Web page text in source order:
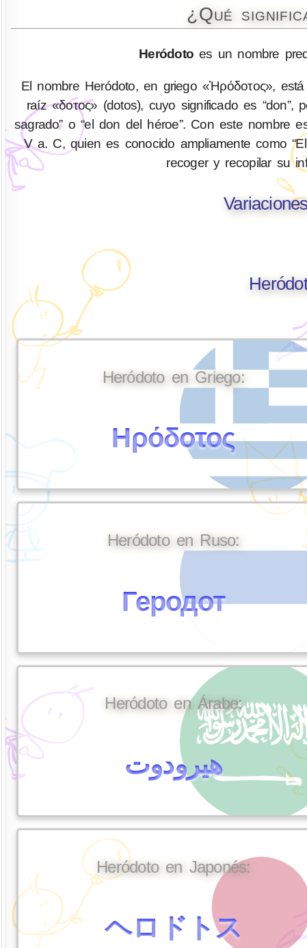
¿Qué
Heródoto es un nombre
El nombre Heródoto, en griego «Ἡρόδοτος»,
raíz «δοτος» (dotos), cuyo significado es
sagrado” o “el don del héroe”. Con este nombre
V a. C, quien es conocido ampliamente como
recoger y recopilar su
Heródoto en Griego:
Ηρόδοτος
Heródoto en Ruso:
Геродот
Heródoto en Árabe:
هيرودوت
Heródoto en Japonés:
ヘロドトス